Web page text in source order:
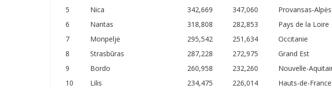
5
Nica 342,669 347,060
Provansas-
6
Nantas 318,808 282,853
Pays de la Loire
7
Monpeljė 295,542 251,634
Occitanie
8
Strasbūras 287,228 272,975
Grand Est
9
Bordo 260,958 232,260
Nouvelle-
10
Lilis 234,475 226,014
Hauts-de-France